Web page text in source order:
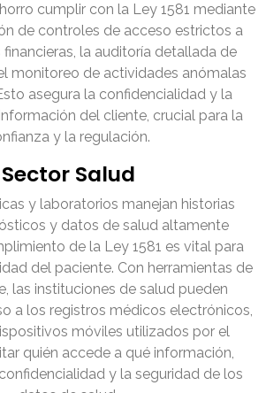
cumplir con la Ley 1581 mediante
de controles de acceso estrictos a
la auditoría detallada de
monitoreo de actividades anómalas
asegura la confidencialidad y la
del cliente, crucial para la
y la regulación.
Sector Salud
y laboratorios manejan historias
y datos de salud altamente
de la Ley 1581 es vital para
del paciente. Con herramientas de
las instituciones de salud pueden
a los registros médicos electrónicos,
móviles utilizados por el
quién accede a qué información,
y la seguridad de los